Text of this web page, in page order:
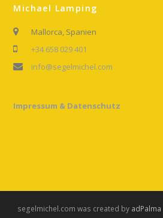
Michael Lamping
Mallorca, Spanien
+34 658 029 401
info@segelmichel.com
Impressum & Datenschutz
segelmichel.com was created by adPalma